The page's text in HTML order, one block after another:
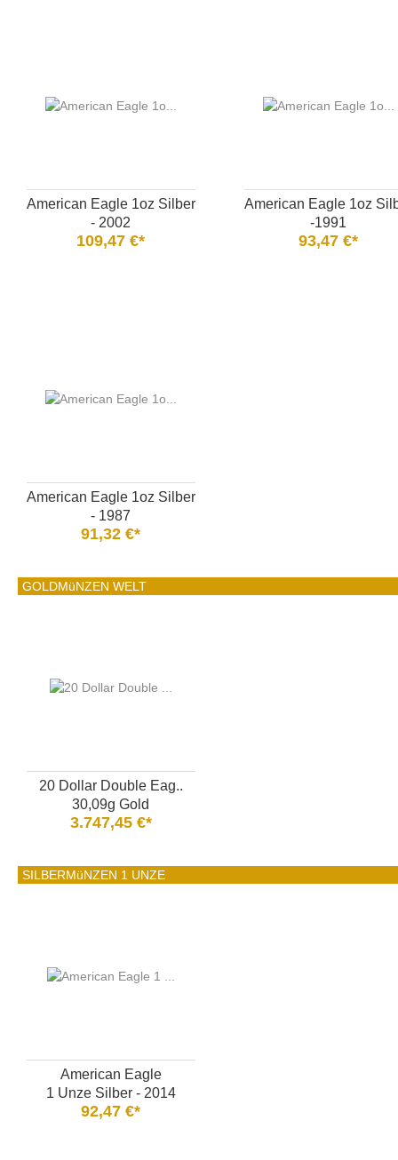
American Eagle 1oz Silber
- 2002
109,47 €*
American Eagle 1oz
-1991
93,47 €*
American Eagle 1oz Silber
- 1987
91,32 €*
GOLDMüNZEN WELT
20 Dollar Double Eag..
30,09g Gold
3.747,45 €*
SILBERMüNZEN 1 UNZE
American Eagle
1 Unze Silber - 2014
92,47 €*